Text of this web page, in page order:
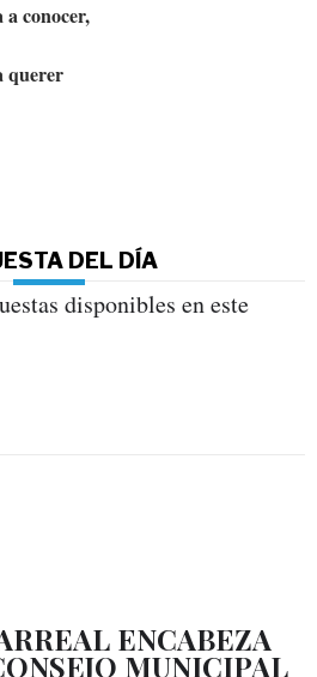
a conocer,
querer
DEL DÍA
disponibles en este
ENCABEZA
MUNICIPAL